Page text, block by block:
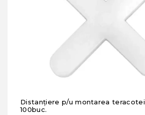
Distanțiere p/u montarea
100buc.